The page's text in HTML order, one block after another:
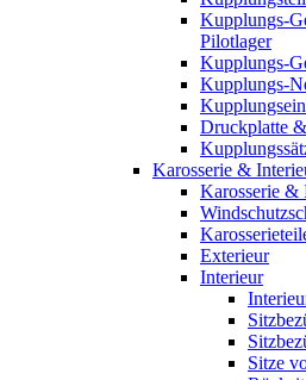
Kupplungs-
Pilotlager
Kupplungs-
Kupplungs-
Druckplatte
Karosserie &
Karosserie &
Exterieur
Interieur
Sitze